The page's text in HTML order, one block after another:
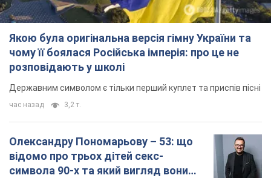
Якою була оригінальна версія гімну України та
чому її боялася Російська імперія: про це не
розповідають у школі
Державним символом є тільки перший куплет та приспів пісні
час назад 3,2 т.
Олександру Пономарьову – 53: що
відомо про трьох дітей секс-
символа 90-х та який вигляд вони